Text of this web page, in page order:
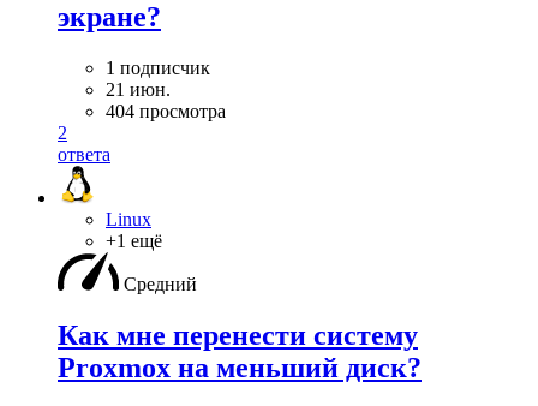
экране?
1 подписчик
21 июн.
404 просмотра
2
ответа
Linux
+1 ещё
Средний
Как мне перенести систему
Proxmox на меньший диск?